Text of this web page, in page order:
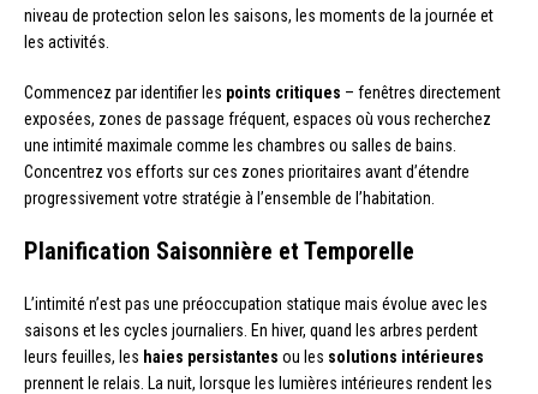
niveau de protection selon les saisons, les moments de la journée et
les activités.
Commencez par identifier les points critiques – fenêtres directement
exposées, zones de passage fréquent, espaces où vous recherchez
une intimité maximale comme les chambres ou salles de bains.
Concentrez vos efforts sur ces zones prioritaires avant d’étendre
progressivement votre stratégie à l’ensemble de l’habitation.
Planification Saisonnière et Temporelle
L’intimité n’est pas une préoccupation statique mais évolue avec les
saisons et les cycles journaliers. En hiver, quand les arbres perdent
leurs feuilles, les haies persistantes ou les solutions intérieures
prennent le relais. La nuit, lorsque les lumières intérieures rendent les